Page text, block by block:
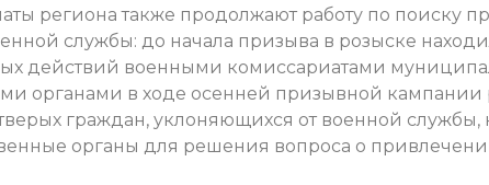
региона также продолжают работу по поиску
службы: до начала призыва в розыске
действий военными комиссариатами
органами в ходе осенней призывной кампании
граждан, уклоняющихся от военной службы,
органы для решения вопроса о